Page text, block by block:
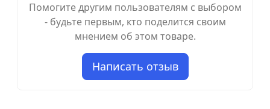
Помогите другим пользователям с выбором
- будьте первым, кто поделится своим
мнением об этом товаре.
Написать отзыв